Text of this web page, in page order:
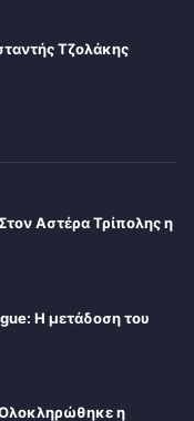
Τζολάκης
Αστέρα Τρίπολης η
Η μετάδοση του
η